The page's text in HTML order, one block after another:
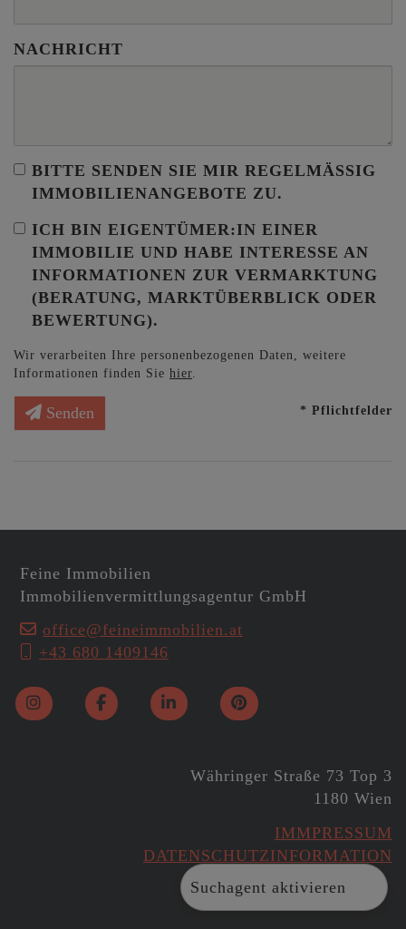
NACHRICHT
BITTE SENDEN SIE MIR REGELMÄSSIG I
MMOBILIENANGEBOTE ZU.
ICH BIN EIGENTÜMER:IN EINER
IMMOBILIE UND HABE INTERESSE AN
INFORMATIONEN ZUR VERMARKTUNG
(BERATUNG, MARKTÜBERBLICK ODER
BEWERTUNG).
Wir verarbeiten Ihre personenbezogenen Daten, weitere
Informationen finden Sie hier
Senden * Pflichtfelder
Feine Immobilien
Immobilienvermittlungsagentur GmbH
office@feineimmobilien.at
+43 680 1409146
Währinger Straße 73 Top 3
1180 Wien
IMMPRESSUM
DATENSCHUTZINFORMATION
Suchagent aktivieren